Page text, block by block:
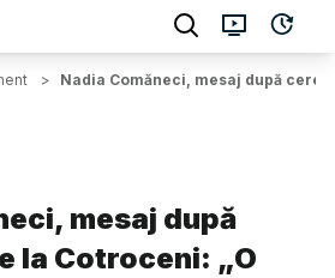
> Nadia Comăneci, mesaj după
mesaj după
la Cotroceni: „O